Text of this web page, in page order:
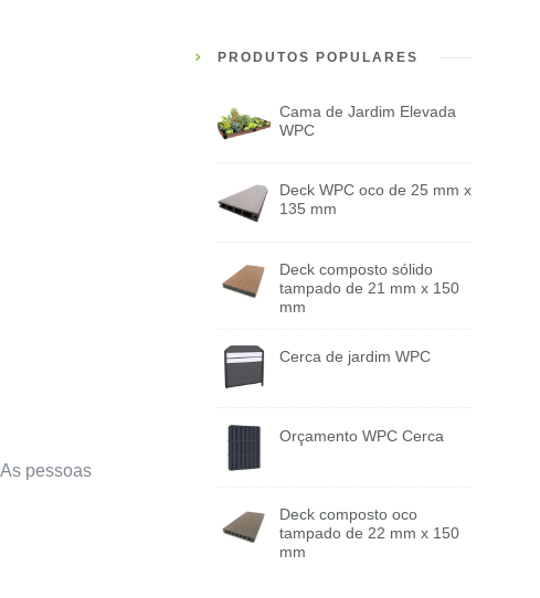
pessoas
PRODUTOS POPULARES
Cama de Jardim Elevada
WPC
Deck WPC oco de 25 mm x
135 mm
Deck composto sólido
tampado de 21 mm x 150
mm
Cerca de jardim WPC
Orçamento WPC Cerca
Deck composto oco
tampado de 22 mm x 150
mm